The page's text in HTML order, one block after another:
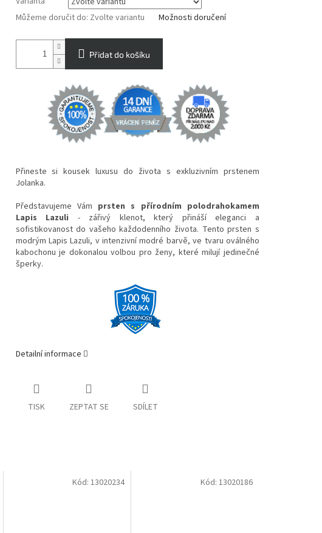
Můžeme doručit do: Zvolte variantu Možnosti doručení
Přidat do košíku
Přineste si kousek luxusu do života s exkluzivním prstenem
Jolanka.
Představujeme Vám prsten s přírodním polodrahokamem
Lapis Lazuli - zářivý klenot, který přináší eleganci a
sofistikovanost do vašeho každodenního života. Tento prsten s
modrým Lapis Lazuli, v intenzivní modré barvě, ve tvaru oválného
kabochonu je dokonalou volbou pro ženy, které milují jedinečné
šperky.
Detailní informace
TISK ZEPTAT SE SDÍLET
Kód:13020234 Kód: 13020186